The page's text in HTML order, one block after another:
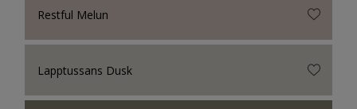
Restful Melun
Lapptussans Dusk